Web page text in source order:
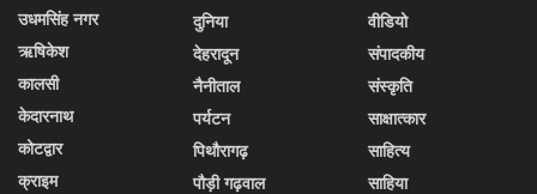
उधमसिंह नगर
ऋषिकेश
कालसी
केदारनाथ
कोटद्वार
क्राइम
दुनिया
देहरादून
नैनीताल
पर्यटन
पिथौरागढ़
पौड़ी गढ़वाल
वीडियो
संपादकीय
संस्कृति
साक्षात्कार
साहित्य
साहिया